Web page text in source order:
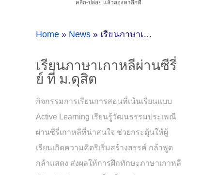
คลิก-ปล่อย แล้วลองหาอีกที
Home » News » เรียนภาษาเกาหลีผ่านซีรี่ย์ ที่ ม.ดุสิต
เรียนภาษาเกาหลีผ่านซีรี่
ย์ ที่ ม.ดุสิต
กิจกรรมการเรียนการสอนที่เน้นเรียนแบบ
Active Learning เรียนรู้วัฒนธรรมประเพณี
ผ่านซีรี่เกาหลีที่น่าสนใจ ช่วยกระตุ้นให้ผู้
เรียนเกิดความคิดริเริ่มสร้างสรรค์ กล้าพูด
กล้าแสดง ส่งผลให้การฝึกทักษะภาษาเกาหลี